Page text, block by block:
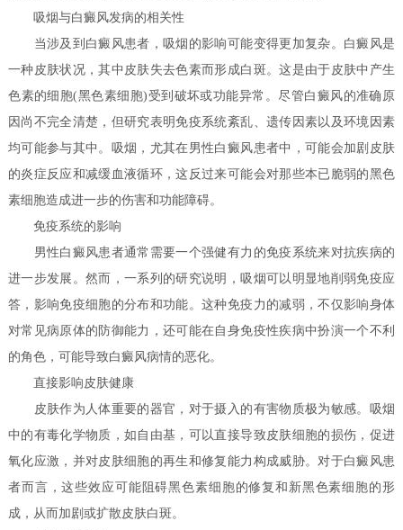
吸烟与白癜风发病的相关性
当涉及到白癜风患者，吸烟的影响可能变得更加复杂。白癜风是
一种皮肤状况，其中皮肤失去色素而形成白斑。这是由于皮肤中产生
色素的细胞(黑色素细胞)受到破坏或功能异常。尽管白癜风的准确原
因尚不完全清楚，但研究表明免疫系统紊乱、遗传因素以及环境因素
均可能参与其中。吸烟，尤其在男性白癜风患者中，可能会加剧皮肤
的炎症反应和减缓血液循环，这反过来可能会对那些本已脆弱的黑色
素细胞造成进一步的伤害和功能障碍。
免疫系统的影响
男性白癜风患者通常需要一个强健有力的免疫系统来对抗疾病的
进一步发展。然而，一系列的研究说明，吸烟可以明显地削弱免疫应
答，影响免疫细胞的分布和功能。这种免疫力的减弱，不仅影响身体
对常见病原体的防御能力，还可能在自身免疫性疾病中扮演一个不利
的角色，可能导致白癜风病情的恶化。
直接影响皮肤健康
皮肤作为人体重要的器官，对于摄入的有害物质极为敏感。吸烟
中的有毒化学物质，如自由基，可以直接导致皮肤细胞的损伤，促进
氧化应激，并对皮肤细胞的再生和修复能力构成威胁。对于白癜风患
者而言，这些效应可能阻碍黑色素细胞的修复和新黑色素细胞的形
成，从而加剧或扩散皮肤白斑。